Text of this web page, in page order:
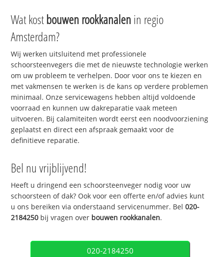
Wat kostbouwen rookkanalen in regio
Amsterdam?
Wij werken uitsluitend met professionele
schoorsteenvegers die met de nieuwste technologie werken
om uw probleem te verhelpen. Door voor ons te kiezen en
met vakmensen te werken is de kans op verdere problemen
minimaal. Onze servicewagens hebben altijd voldoende
voorraad en kunnen uw dakreparatie vaak meteen
uitvoeren. Bij calamiteiten wordt eerst een noodvoorziening
geplaatst en direct een afspraak gemaakt voor de
definitieve reparatie.
Bel nu vrijblijvend!
Heeft u dringend een schoorsteenveger nodig voor uw
schoorsteen of dak? Ook voor een offerte en/of advies kunt
u ons bereiken via onderstaand servicenummer. Bel020-
2184250 bij vragen over bouwen rookkanalen.
020-2184250